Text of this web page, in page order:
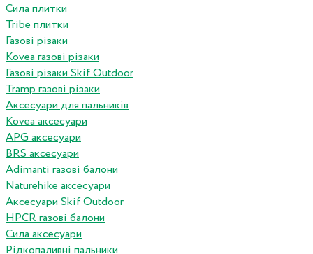
Сила плитки
Tribe плитки
Газові різаки
Kovea газові різаки
Газові різаки Skif Outdoor
Tramp газові різаки
Аксесуари для пальників
Kovea аксесуари
APG аксесуари
BRS аксесуари
Adimanti газові балони
Naturehike аксесуари
Аксесуари Skif Outdoor
HPCR газові балони
Сила аксесуари
Рідкопаливні пальники